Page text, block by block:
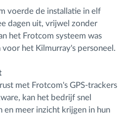
voerde de installatie in elf
dagen uit, vrijwel zonder
het Frotcom systeem was
het Kilmurray's personeel.
met Frotcom's GPS-trackers
kan het bedrijf snel
en meer inzicht krijgen in hun